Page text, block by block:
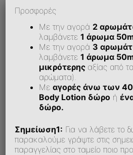
Πώς Μπορώ Να Εξοφλήσω Την
Μου;
Υποστηρίζεται Αντικαταβολή;
Δυσκολεύομαι Να Κάνω
Μπορώ Να Κάνω;
Προσφορές
Με την αγορά 2
λαμβάνετε1 άρωμα
Με την αγορά 3
λαμβάνετε1 άρωμα
μικρότερης αξίας από
αρώματα).
Μεαγορές άνω των
Body Lotion δώρο ή
δώρο.
Σημείωση1: Για να λάβετε το
παρακαλούμε γράψτε στις
παραγγελίας στο ταμείο ποιο